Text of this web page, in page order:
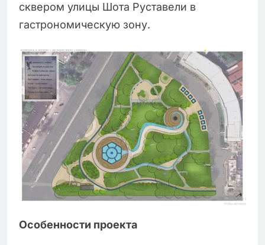
сквером улицы Шота Руставели в
гастрономическую зону.
Особенности проекта